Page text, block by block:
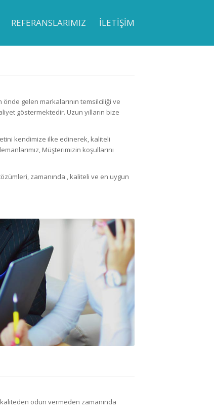
REFERANSLARIMIZ İLETİŞİM
gelen markalarının temsilciliği ve
göstermektedir. Uzun yılların bize
kendimize ilke edinerek, kaliteli
Müşterimizin koşullarını
zamanında , kaliteli ve en uygun
ödün vermeden zamanında